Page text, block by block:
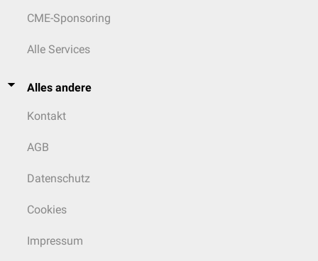
CME-Sponsoring
Alle Services
Alles andere
Kontakt
AGB
Datenschutz
Cookies
Impressum